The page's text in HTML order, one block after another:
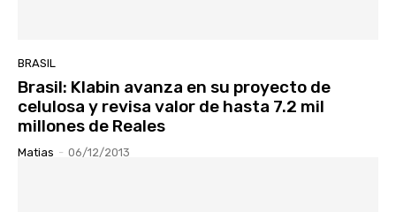
BRASIL
Brasil: Klabin avanza en su proyecto de
celulosa y revisa valor de hasta 7.2 mil
millones de Reales
Matias - 06/12/2013